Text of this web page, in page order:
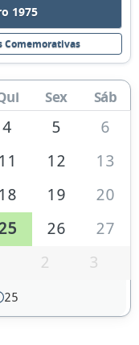
1975
Comemorativas
Sex Sáb
4 5
6
11 12
13
18 19
20
26
27
2 3
25